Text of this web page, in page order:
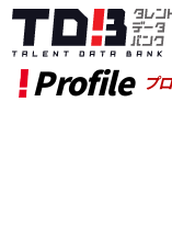
Profile プ